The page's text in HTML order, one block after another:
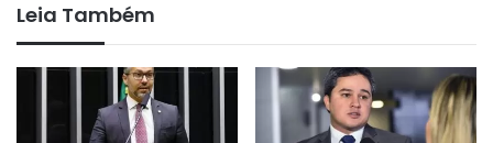
Leia Também